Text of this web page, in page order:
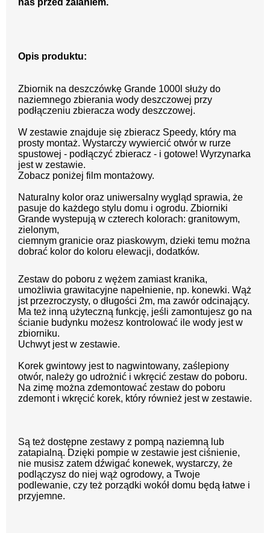
nas przed zalaniem.
Opis produktu:
Zbiornik na deszczówkę Grande 1000l służy do
naziemnego zbierania wody deszczowej przy
podłączeniu zbieracza wody deszczowej.
W zestawie znajduje się zbieracz Speedy, który ma
prosty montaż. Wystarczy wywiercić otwór w rurze
spustowej - podłączyć zbieracz - i gotowe! Wyrzynarka
jest w zestawie.
Zobacz poniżej film montażowy.
Naturalny kolor oraz uniwersalny wygląd sprawia, że
pasuje do każdego stylu domu i ogrodu. Zbiorniki
Grande wystepują w czterech kolorach: granitowym,
zielonym,
ciemnym granicie oraz piaskowym, dzieki temu można
dobrać kolor do koloru elewacji, dodatków.
Zestaw do poboru z wężem zamiast kranika,
umożliwia grawitacyjne napełnienie, np. konewki. Wąż
jst przezroczysty, o długości 2m, ma zawór odcinający.
Ma też inną użyteczną funkcję, jeśli zamontujesz go na
ścianie budynku możesz kontrolować ile wody jest w
zbiorniku.
Uchwyt jest w zestawie.
Korek gwintowy jest to nagwintowany, zaślepiony
otwór, należy go udrożnić i wkręcić zestaw do poboru.
Na zimę można zdemontować zestaw do poboru
zdemont i wkręcić korek, który również jest w zestawie.
Są też dostępne zestawy z pompą naziemną lub
zatapialną. Dzięki pompie w zestawie jest ciśnienie,
nie musisz zatem dźwigać konewek, wystarczy, że
podlączysz do niej wąż ogrodowy, a Twoje
podlewanie, czy też porządki wokół domu będą łatwe i
przyjemne.